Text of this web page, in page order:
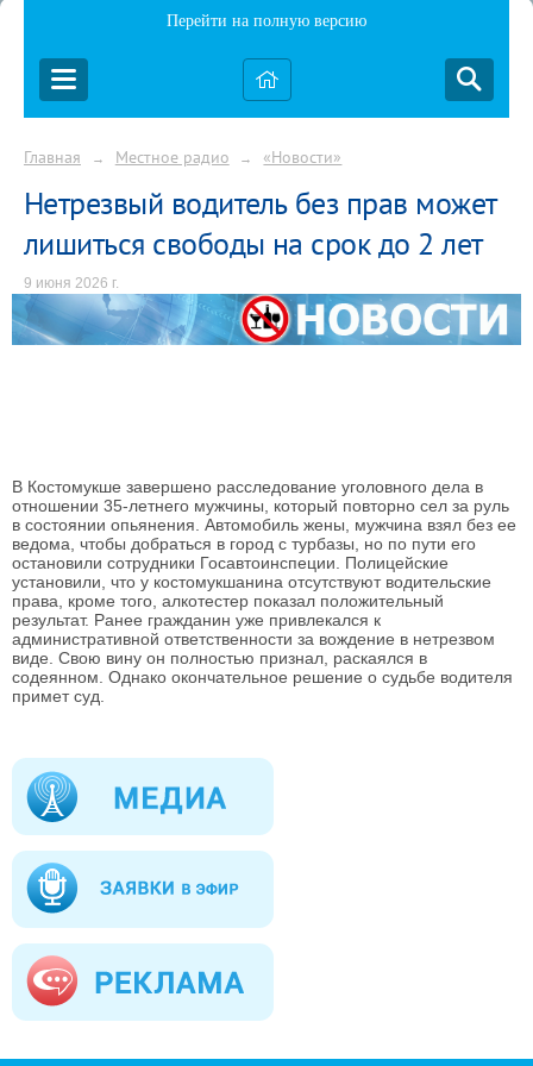
Перейти на полную версию
Главная → Местное радио → «Новости»
Нетрезвый водитель без прав может
лишиться свободы на срок до 2 лет
9 июня 2026 г.
В Костомукше завершено расследование уголовного дела в
отношении 35-летнего мужчины, который повторно сел за руль
в состоянии опьянения. Автомобиль жены, мужчина взял без ее
ведома, чтобы добраться в город с турбазы, но по пути его
остановили сотрудники Госавтоинспеции. Полицейские
установили, что у костомукшанина отсутствуют водительские
права, кроме того, алкотестер показал положительный
результат. Ранее гражданин уже привлекался к
административной ответственности за вождение в нетрезвом
виде. Свою вину он полностью признал, раскаялся в
содеянном. Однако окончательное решение о судьбе водителя
примет суд.